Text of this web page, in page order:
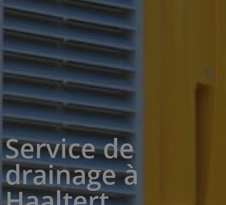
Service de
drainage à